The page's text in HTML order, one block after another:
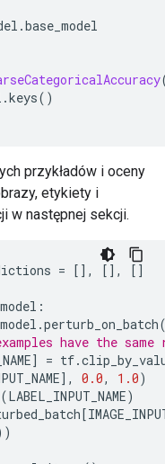
.base_model
.keys()
przykładów i oceny
etykiety i
w następnej sekcji.
= [], [], []
:
.perturb_on_batch
have the
] = tf.
], 0.0, 1.0)
(LABEL_INPUT_NAME)
[